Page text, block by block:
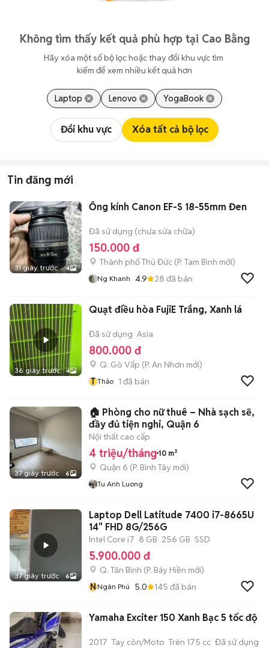
Không tìm thấy kết quả phù hợp tại Cao Bằng
Hãy xóa một số bộ lọc hoặc thay đổi khu vực tìm
kiếm để xem nhiều kết quả hơn
Laptop Lenovo YogaBook
Đổi khu vực Xóa tất cả bộ lọc
Tin đăng mới
31 giây trước 4
Ống kính Canon EF-S 18-55mm Đen
Đã sử dụng (chưa sửa chữa)
150.000 đ
Thành phố Thủ Đức (P. Tam Bình mới)
Ng Khanh 4.9 28 đã bán
36 giây trước 4
Quạt điều hòa FujiE Trắng, Xanh lá
Đã sử dụng Asia
800.000 đ
Q. Gò Vấp (P. An Nhơn mới)
T Thảo 1 đã bán
37 giây trước 6
🏠 Phòng cho nữ thuê – Nhà sạch sẽ,
đầy đủ tiện nghi, Quận 6
Nội thất cao cấp
4 triệu/tháng 10 m²
Quận 6 (P. Bình Tây mới)
Tu Anh Luong
37 giây trước 6
Laptop Dell Latitude 7400 i7-8665U
14" FHD 8G/256G
Intel Core i7 8 GB 256 GB SSD
5.900.000 đ
Q. Tân Bình (P. Bảy Hiền mới)
NNgân Phú 5.0 145 đã bán
Yamaha Exciter 150 Xanh Bạc 5 tốc độ
2017 Tay côn/Moto Trên 175 cc Đã sử dụng